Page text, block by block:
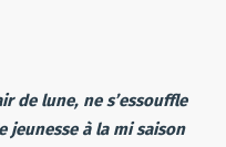
de lune, ne s’essouffle
jeunesse à la mi saison